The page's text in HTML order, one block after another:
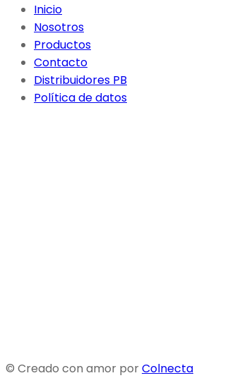
Inicio
Nosotros
Productos
Contacto
Distribuidores PB
Política de datos
© Creado con amor porColnecta